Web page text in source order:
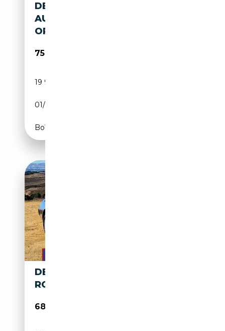
DELOREAN DMC-12
AUTOMATIC - HIGHLY
ORIGINAL
75 000€
19 920 km
01/1981
Boîte automatique
DELOREAN DMC-12 | 1981 |
ROUTE 66 AUCTIONS
68 500€